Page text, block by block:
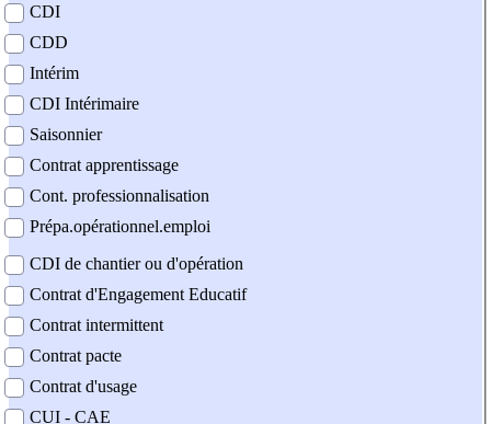
contrat
CDI
CDD
Intérim
CDI Intérimaire
Saisonnier
Contrat apprentissage
Cont. professionnalisation
Prépa.opérationnel.emploi
CDI de chantier ou d'opération
Contrat d'Engagement Educatif
Contrat intermittent
Contrat pacte
Contrat d'usage
CUI - CAE